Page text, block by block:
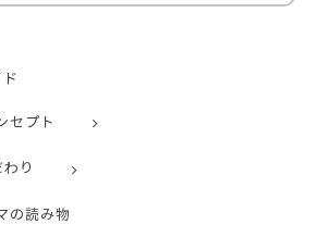
セプト
り
の読み物